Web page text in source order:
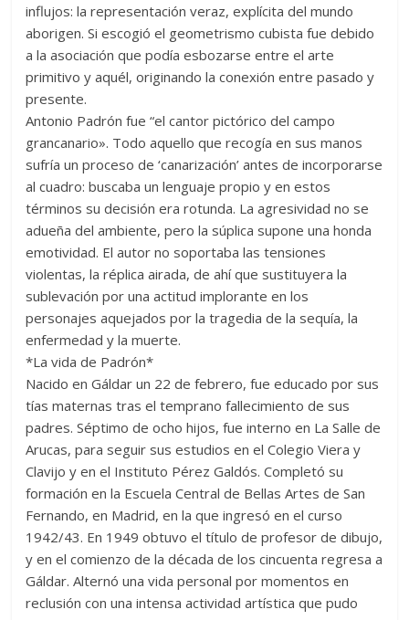
influjos: la representación veraz, explícita del mundo
aborigen. Si escogió el geometrismo cubista fue debido
a la asociación que podía esbozarse entre el arte
primitivo y aquél, originando la conexión entre pasado y
presente.
Antonio Padrón fue “el cantor pictórico del campo
grancanario». Todo aquello que recogía en sus manos
sufría un proceso de ‘canarización’ antes de incorporarse
al cuadro: buscaba un lenguaje propio y en estos
términos su decisión era rotunda. La agresividad no se
adueña del ambiente, pero la súplica supone una honda
emotividad. El autor no soportaba las tensiones
violentas, la réplica airada, de ahí que sustituyera la
sublevación por una actitud implorante en los
personajes aquejados por la tragedia de la sequía, la
enfermedad y la muerte.
*La vida de Padrón*
Nacido en Gáldar un 22 de febrero, fue educado por sus
tías maternas tras el temprano fallecimiento de sus
padres. Séptimo de ocho hijos, fue interno en La Salle de
Arucas, para seguir sus estudios en el Colegio Viera y
Clavijo y en el Instituto Pérez Galdós. Completó su
formación en la Escuela Central de Bellas Artes de San
Fernando, en Madrid, en la que ingresó en el curso
1942/43. En 1949 obtuvo el título de profesor de dibujo,
y en el comienzo de la década de los cincuenta regresa a
Gáldar. Alternó una vida personal por momentos en
reclusión con una intensa actividad artística que pudo